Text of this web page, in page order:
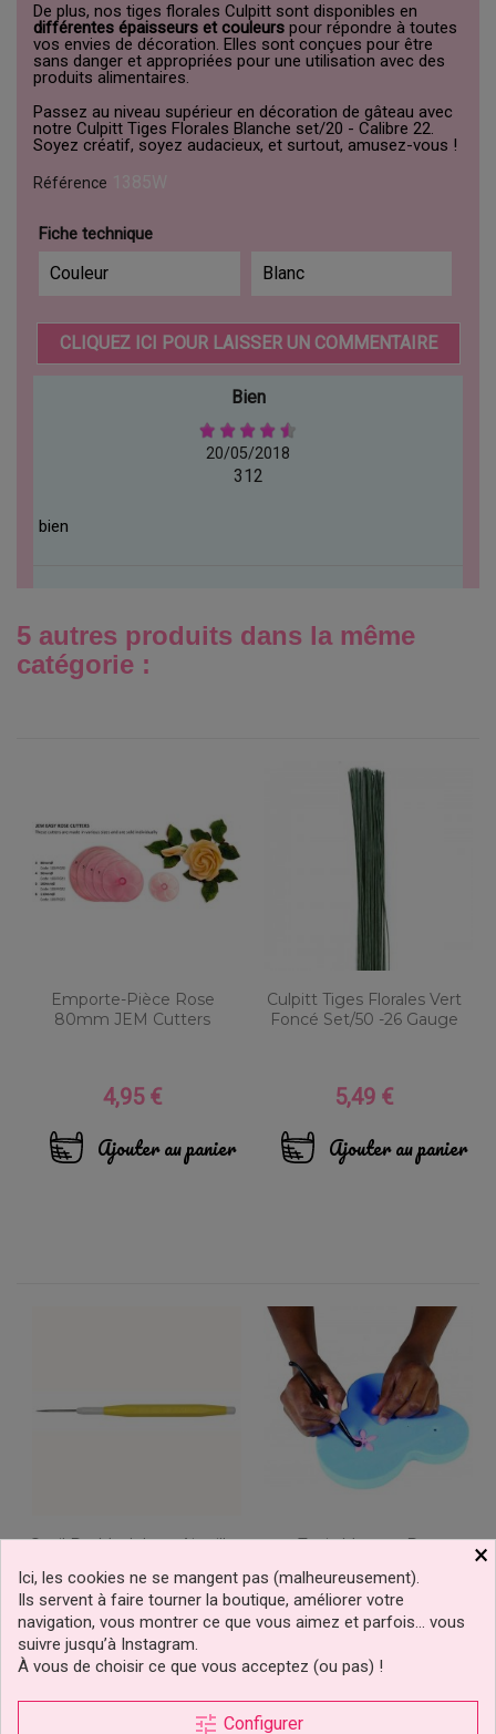
De plus, nos tiges florales Culpitt sont disponibles en
différentes épaisseurs et couleurs pour répondre à toutes
vos envies de décoration. Elles sont conçues pour être
sans danger et appropriées pour une utilisation avec des
produits alimentaires.
Passez au niveau supérieur en décoration de gâteau avec
notre Culpitt Tiges Florales Blanche set/20 - Calibre 22.
Soyez créatif, soyez audacieux, et surtout, amusez-vous !
Référence
Fiche technique
Couleur Blanc
CLIQUEZ ICI POUR LAISSER UN COMMENTAIRE
Bien
20/05/2018
312
bien
5 autres produits dans la même
catégorie :
Emporte-Pièce Rose
80mm JEM Cutters
Prix
4,95 €
Ajouter au panier
Culpitt Tiges Florales Vert
Foncé Set/50 -26 Gauge
Prix
5,49 €
Ajouter au panier
Outil De Modelage Aiguille
Prix
4,79 €
Ajouter au panier
Tapis Mousse De
Ajouter au panier
×
Ici, les cookies ne se mangent pas (malheureusement).
Ils servent à faire tourner la boutique, améliorer votre
navigation, vous montrer ce que vous aimez et parfois… vous
suivre jusqu’à Instagram.
À vous de choisir ce que vous acceptez (ou pas) !
tune Configurer